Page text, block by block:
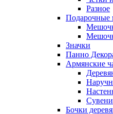
Разное
Подарочные
Значки
Панно
Армянские
Бочки